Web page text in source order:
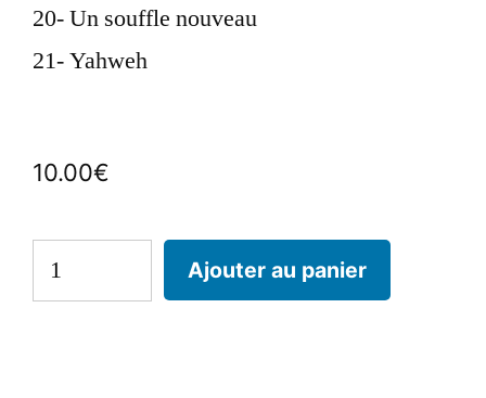
20- Un souffle nouveau
21- Yahweh
10.00€
Ajouter au panier